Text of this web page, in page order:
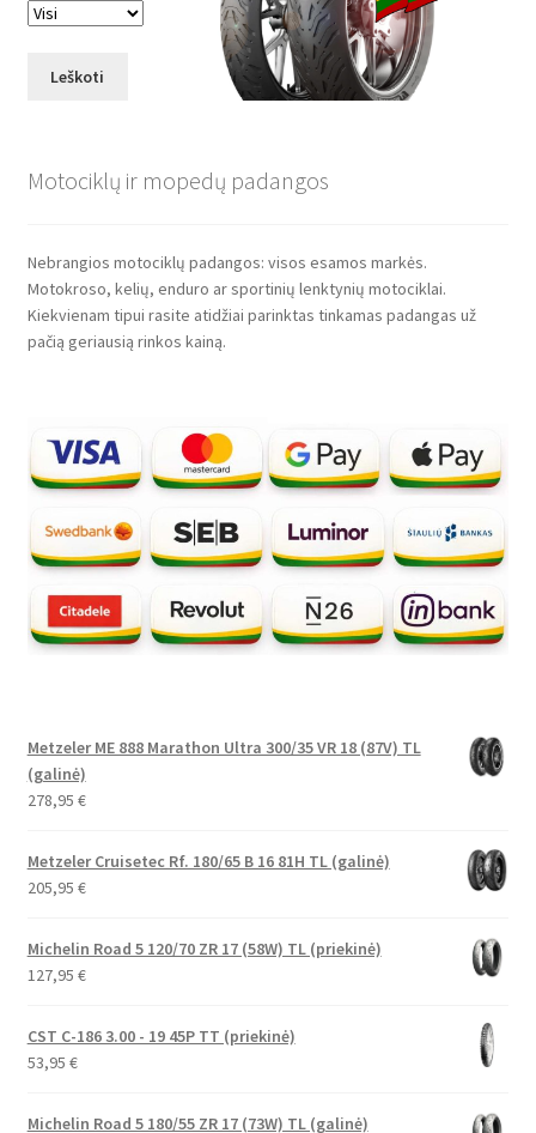
Leškoti
Motociklų ir mopedų padangos
Nebrangios motociklų padangos: visos esamos markės.
Motokroso, kelių, enduro ar sportinių lenktynių motociklai.
Kiekvienam tipui rasite atidžiai parinktas tinkamas padangas už
pačią geriausią rinkos kainą.
Metzeler ME 888 Marathon Ultra 300/35 VR 18 (87V) TL
(galinė)
278,95 €
Metzeler Cruisetec Rf. 180/65 B 16 81H TL (galinė)
205,95 €
Michelin Road 5 120/70 ZR 17 (58W) TL (priekinė)
127,95 €
CST C-186 3.00 - 19 45P TT (priekinė)
53,95 €
Michelin Road 5 180/55 ZR 17 (73W) TL (galinė)